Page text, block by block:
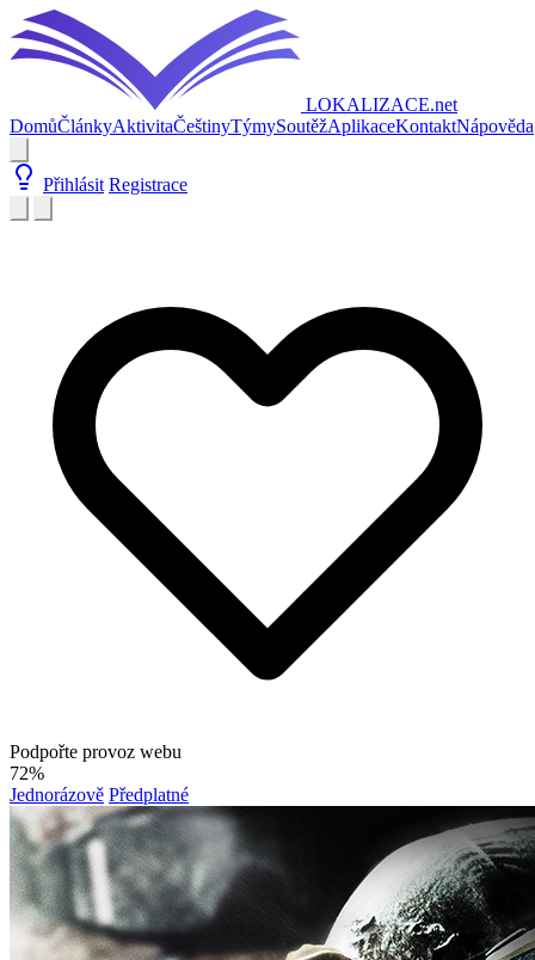
LOKALIZACE.net
DomůČlánkyAktivitaČeštinyTýmySoutěžAplikaceKontaktNápověda
Přihlásit Registrace
Podpořte provoz webu
72%
Jednorázově Předplatné